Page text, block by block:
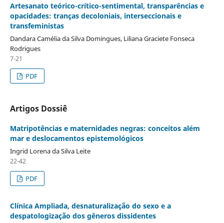
Artesanato teórico-crítico-sentimental, transparências e
opacidades: tranças decoloniais, interseccionais e
transfeministas
Dandara Camélia da Silva Domingues, Liliana Graciete Fonseca
Rodrigues
7-21
PDF
Artigos Dossiê
Matripotências e maternidades negras: conceitos além
mar e deslocamentos epistemológicos
Ingrid Lorena da Silva Leite
22-42
PDF
Clínica Ampliada, desnaturalização do sexo e a
despatologização dos gêneros dissidentes